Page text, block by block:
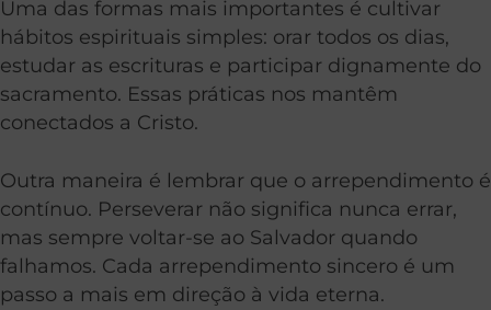
Uma das formas mais importantes é cultivar
hábitos espirituais simples: orar todos os dias,
estudar as escrituras e participar dignamente do
sacramento. Essas práticas nos mantêm
conectados a Cristo.
Outra maneira é lembrar que o arrependimento é
contínuo. Perseverar não significa nunca errar,
mas sempre voltar-se ao Salvador quando
falhamos. Cada arrependimento sincero é um
passo a mais em direção à vida eterna.